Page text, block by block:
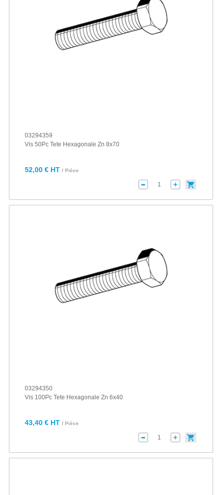
03294359
Vis 50Pc Tete Hexagonale Zn 8x70
52,00 € HT / Pièce
03294350
Vis 100Pc Tete Hexagonale Zn 6x40
43,40 € HT / Pièce